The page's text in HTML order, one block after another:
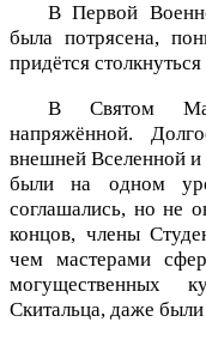
В Первой
была потрясена,
придётся
В Святом
напряжённой.
внешней Вселенной и
были на одном
соглашались, но не
концов, члены
чем мастерами
могущественных
Скитальца, даже